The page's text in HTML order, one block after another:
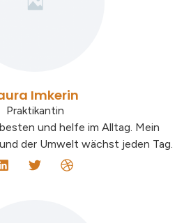
Imkerin
Praktikantin
und helfe im Alltag. Mein
der Umwelt wächst jeden Tag.